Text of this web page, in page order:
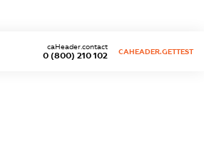
0 (800) 210 102
caHeader.contact
CAHEADER.GETTEST